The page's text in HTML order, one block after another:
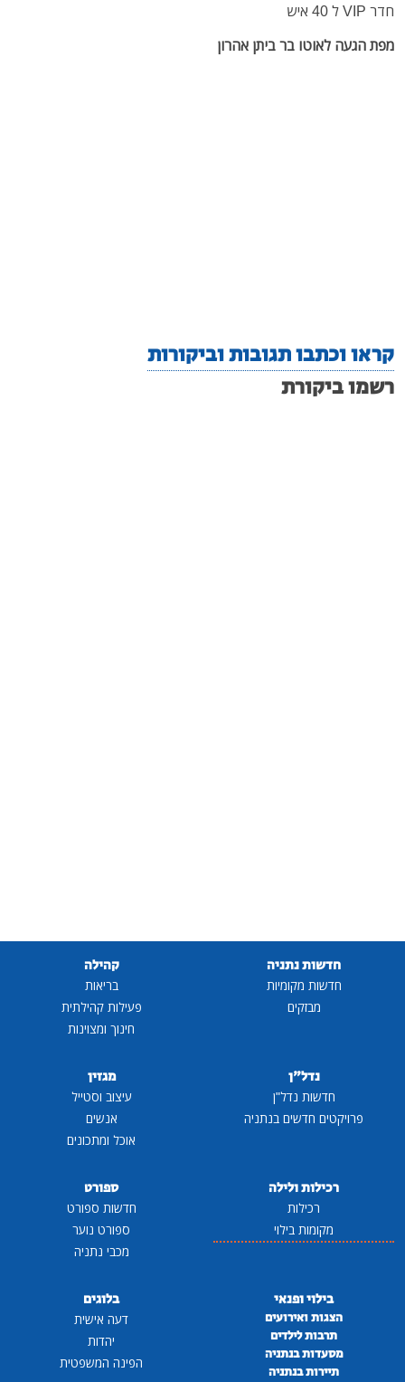
חדר VIP ל 40 איש
מפת הגעה לאוטו בר ביתן אהרון
קראו וכתבו תגובות וביקורות
רשמו ביקורת
חדשות נתניה
חדשות מקומיות
מבזקים
קהילה
בריאות
פעילות קהילתית
חינוך ומצוינות
נדל"ן
חדשות נדל"ן
פרויקטים חדשים בנתניה
מגזין
עיצוב וסטייל
אנשים
אוכל ומתכונים
רכילות ולילה
רכילות
מקומות בילוי
ספורט
חדשות ספורט
ספורט נוער
מכבי נתניה
בילוי ופנאי
הצגות ואירועים
תרבות לילדים
מסעדות בנתניה
תיירות בנתניה
בלוגים
דעה אישית
יהדות
הפינה המשפטית